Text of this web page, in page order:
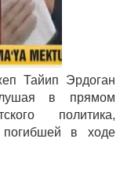
Тайип Эрдоган
в прямом
политика,
погибшей в ходе